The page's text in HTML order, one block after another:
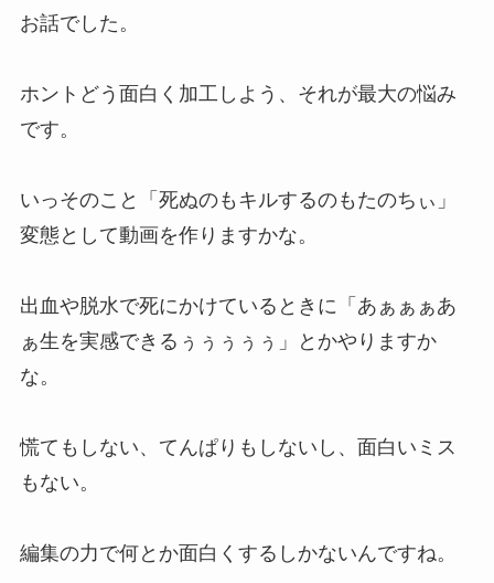
お話でした。
ホントどう面白く加工しよう、それが最大の悩み
です。
いっそのこと「死ぬのもキルするのもたのちぃ」
変態として動画を作りますかな。
出血や脱水で死にかけているときに「あぁぁぁあ
ぁ生を実感できるぅぅぅぅぅ」とかやりますか
な。
慌てもしない、てんぱりもしないし、面白いミス
もない。
編集の力で何とか面白くするしかないんですね。